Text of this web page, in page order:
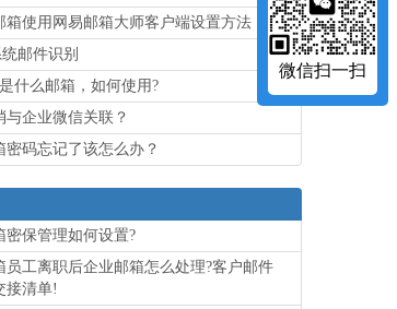
箱使用网易邮箱大师客户端设置方法
邮件识别
什么邮箱，如何使用?
与企业微信关联？
密码忘记了该怎么办？
密保管理如何设置?
员工离职后企业邮箱怎么处理?客户邮件
接清单!
微信扫一扫